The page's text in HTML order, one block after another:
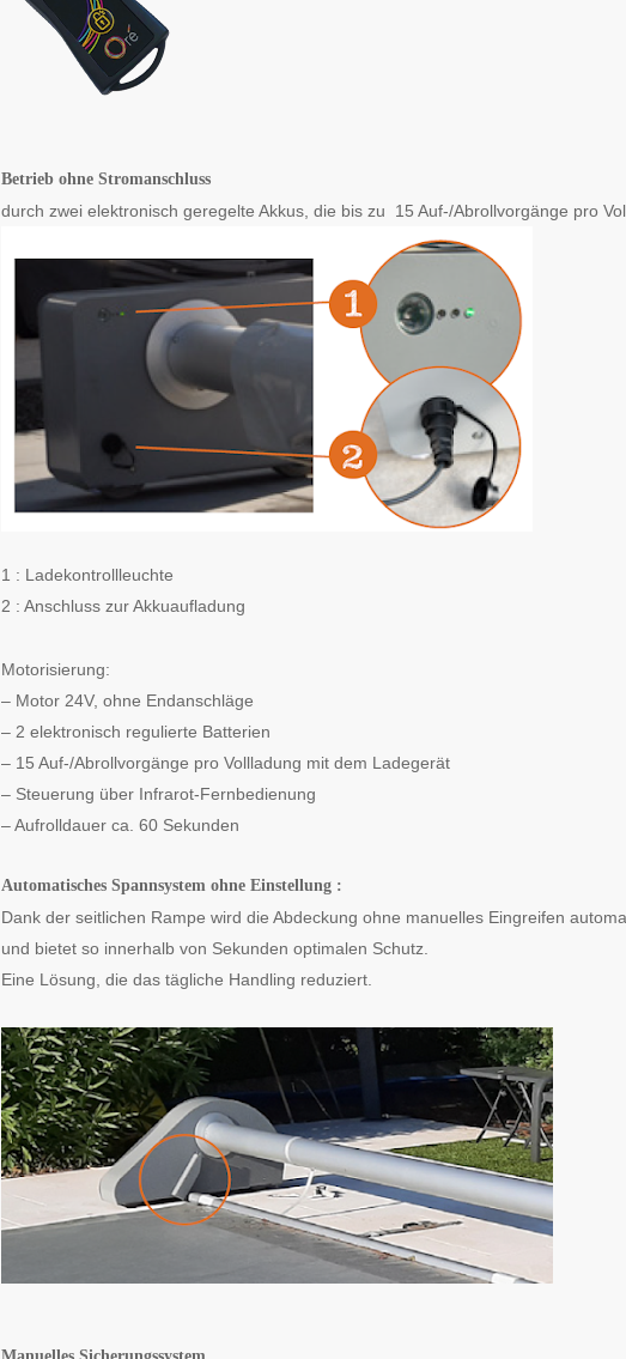
Betrieb ohne Stromanschluss
durch zwei elektronisch geregelte Akkus, die bis zu 15 Auf-/Abrollvorgänge pro
1 : Ladekontrollleuchte
2 : Anschluss zur Akkuaufladung
Motorisierung:
– Motor 24V, ohne Endanschläge
– 2 elektronisch regulierte Batterien
– 15 Auf-/Abrollvorgänge pro Vollladung mit dem Ladegerät
– Steuerung über Infrarot-Fernbedienung
– Aufrolldauer ca. 60 Sekunden
Automatisches Spannsystem ohne Einstellung :
Dank der seitlichen Rampe wird die Abdeckung ohne manuelles Eingreifen
und bietet so innerhalb von Sekunden optimalen Schutz.
Eine Lösung, die das tägliche Handling reduziert.